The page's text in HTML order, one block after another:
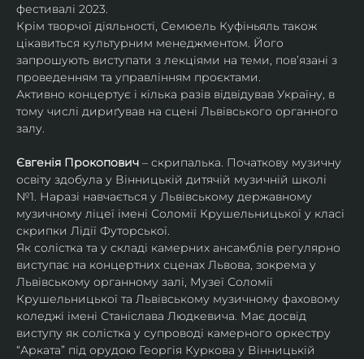
фестивалі 2023.
Крім творчої діяльності, Семюель Куфіньяль також
цікавиться культурним менеджментом. Його
запрошують виступати з лекціями на теми, пов’язані з
проведенням та управлінням проєктами.
Активно концертує і кілька разів відвідував Україну, в
тому числі дириґував на сцені Львівського органного
залу.
Євгенія Прокопович – скрипалька. Початкову музичну
освіту здобула у Вінницькій дитячій музичній школі
№1. Наразі навчається у Львівському державному
музичному ліцеї імені Соломії Крушельницької у класі
скрипки Лідії Футорської.
Як солістка та у складі камерних ансамблів регулярно
виступає на концертних сценах Львова, зокрема у
Львівському органному залі, Музеї Соломії
Крушельницької та Львівському музичному фаховому
коледжі імені Станіслава Людкевича. Має досвід
виступу як солістка у супроводі камерного оркестру
“Арката” під орудою Георгія Куркова у Вінницькій